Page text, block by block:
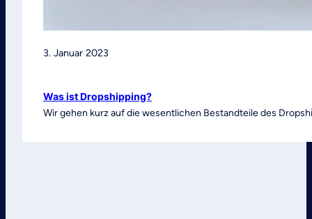
3. Januar 2023
Was ist Dropshipping?
Wir gehen kurz auf die wesentlichen Bestandteile des